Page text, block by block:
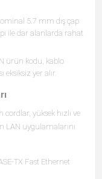
5.7 mm dış çap
ile dar alanlarda rahat
ürün kodu, kablo
yer alır.
yüksek hızlı ve
LAN uygulamalarını
TX Fast Ethernet